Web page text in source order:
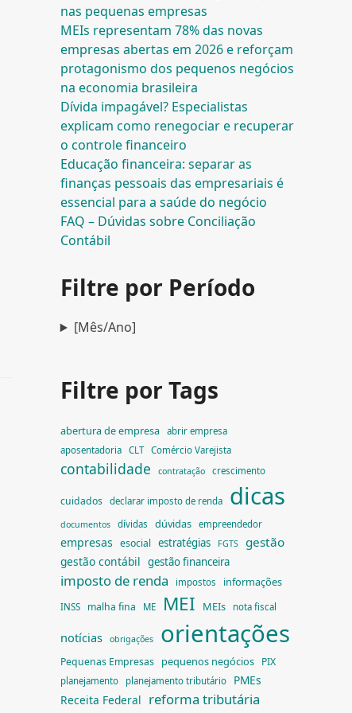
nas pequenas empresas
MEIs representam 78% das novas
empresas abertas em 2026 e reforçam
protagonismo dos pequenos negócios
na economia brasileira
Dívida impagável? Especialistas
explicam como renegociar e recuperar
o controle financeiro
Educação financeira: separar as
finanças pessoais das empresariais é
essencial para a saúde do negócio
FAQ – Dúvidas sobre Conciliação
Contábil
Filtre por Período
[Mês/Ano]
Filtre por Tags
abertura de empresa
abrir empresa
aposentadoria
CLT Comércio Varejista
contabilidade contratação crescimento
cuidados declarar imposto de renda dicas
documentos dívidas dúvidas empreendedor
empresas esocial estratégias FGTS gestão
gestão contábil gestão financeira
imposto de renda impostos informações
INSS malha fina ME MEI MEIs nota fiscal
notícias obrigações orientações
Pequenas Empresas pequenos negócios PIX
planejamento planejamento tributário
PMEs
Receita Federal reforma tributária